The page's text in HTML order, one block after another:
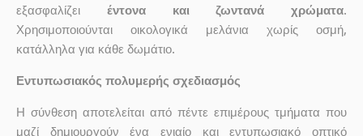
εξασφαλίζει έντονα και ζωντανά χρώματα.
Χρησιμοποιούνται οικολογικά μελάνια χωρίς οσμή,
κατάλληλα για κάθε δωμάτιο.
Εντυπωσιακός πολυμερής σχεδιασμός
Η σύνθεση αποτελείται από πέντε επιμέρους τμήματα που
μαζί δημιουργούν ένα ενιαίο και εντυπωσιακό οπτικό